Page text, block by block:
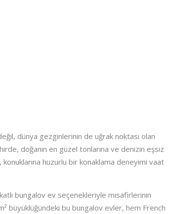
dünya gezginlerinin de uğrak noktası olan
doğanın en güzel tonlarına ve denizin eşsiz
huzurlu bir konaklama deneyimi vaat
bungalov ev seçenekleriyle misafirlerinin
büyüklüğündeki bu bungalov evler, hem French